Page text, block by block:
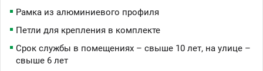
Рамка из алюминиевого профиля
Петли для крепления в комплекте
Срок службы в помещениях – свыше 10 лет, на улице –
свыше 6 лет